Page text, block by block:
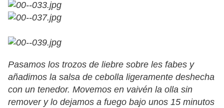
Pasamos los trozos de liebre sobre les fabes y
añadimos la salsa de cebolla ligeramente deshecha
con un tenedor. Movemos en vaivén la olla sin
remover y lo dejamos a fuego bajo unos 15 minutos